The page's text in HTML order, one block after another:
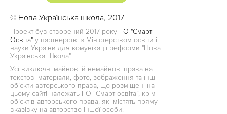
© Нова Українська школа, 2017
Проект був створений 2017 року ГО "Смарт
Освіта" у партнерстві з Міністерством освіти і
науки України для комунікації реформи "Нова
Українська Школа"
Усі виключні майнові й немайнові права на
текстові матеріали, фото, зображення та інші
об’єкти авторського права, що розміщені на
цьому сайті належать ГО “Смарт освіта”, крім
об’єктів авторського права, які містять пряму
вказівку на авторство іншої особи.